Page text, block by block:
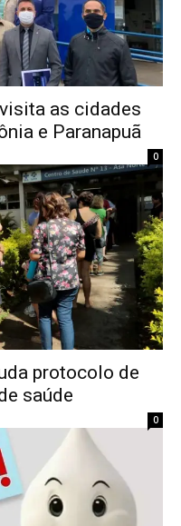
as cidades
e Paranapuã
0
protocolo de
saúde
0